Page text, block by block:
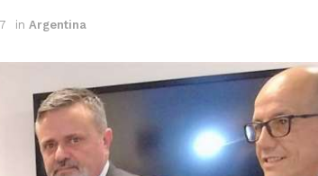
in Argentina